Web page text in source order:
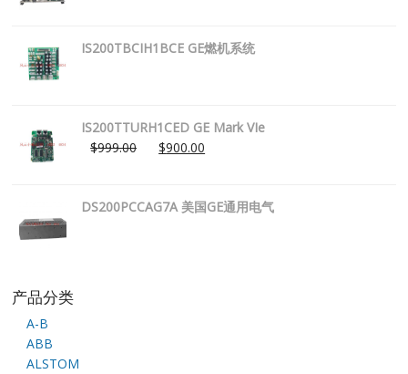
IS200TBCIH1BCE GE燃机系统
IS200TTURH1CED GE Mark VIe
$999.00 $900.00
DS200PCCAG7A 美国GE通用电气
产品分类
A-B
ABB
ALSTOM